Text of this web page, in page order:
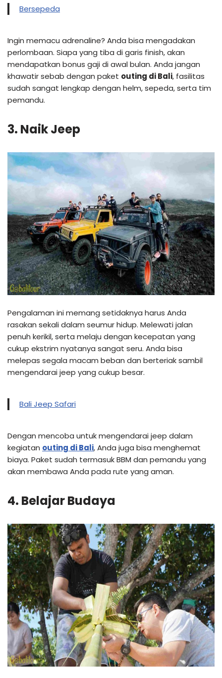
Bersepeda
Ingin memacu adrenaline? Anda bisa mengadakan
perlombaan. Siapa yang tiba di garis finish, akan
mendapatkan bonus gaji di awal bulan. Anda jangan
khawatir sebab dengan paket outing di Bali, fasilitas
sudah sangat lengkap dengan helm, sepeda, serta tim
pemandu.
3. Naik Jeep
Pengalaman ini memang setidaknya harus Anda
rasakan sekali dalam seumur hidup. Melewati jalan
penuh kerikil, serta melaju dengan kecepatan yang
cukup ekstrim nyatanya sangat seru. Anda bisa
melepas segala macam beban dan berteriak sambil
mengendarai jeep yang cukup besar.
Bali Jeep Safari
Dengan mencoba untuk mengendarai jeep dalam
kegiatan outing di Bali, Anda juga bisa menghemat
biaya. Paket sudah termasuk BBM dan pemandu yang
akan membawa Anda pada rute yang aman.
4. Belajar Budaya